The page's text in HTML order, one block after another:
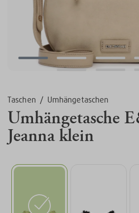
Taschen / Umhängetaschen
Umhängetasche
Jeanna klein